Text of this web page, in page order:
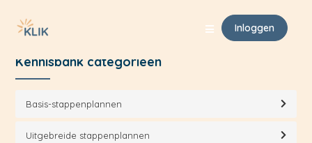
Inloggen
Kennisbank categorieën
Basis-stappenplannen
Uitgebreide stappenplannen